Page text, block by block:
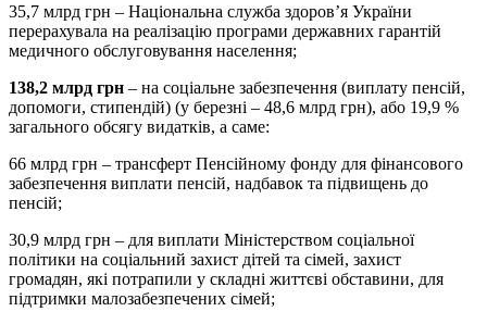
35,7 млрд грн – Національна служба здоров’я України
перерахувала на реалізацію програми державних гарантій
медичного обслуговування населення;
138,2 млрд грн – на соціальне забезпечення (виплату пенсій,
допомоги, стипендій) (у березні – 48,6 млрд грн), або 19,9 %
загального обсягу видатків, а саме:
66 млрд грн – трансферт Пенсійному фонду для фінансового
забезпечення виплати пенсій, надбавок та підвищень до
пенсій;
30,9 млрд грн – для виплати Міністерством соціальної
політики на соціальний захист дітей та сімей, захист
громадян, які потрапили у складні життєві обставини, для
підтримки малозабезпечених сімей;